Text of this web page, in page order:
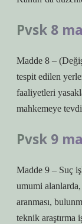
Pvsk 8
Madde 8 –
tespit edilen
faaliyetleri
mahkemeye
Pvsk 9
Madde 9 – Suç
umumi
aranması,
teknik araştırma